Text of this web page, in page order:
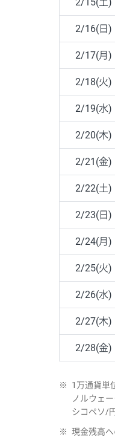
2/16(日)
2/17(月)
2/18(火)
2/19(水)
2/20(木)
2/21(金)
2/22(土)
2/23(日)
2/24(月)
2/25(火)
2/26(水)
2/27(木)
2/28(金)
※
1万通貨単
ノルウェ
シコペソ/
※ 現金残高へ